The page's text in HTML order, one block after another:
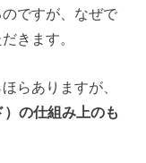
のですが、なぜで
きます。
らありますが、
の仕組み上のも